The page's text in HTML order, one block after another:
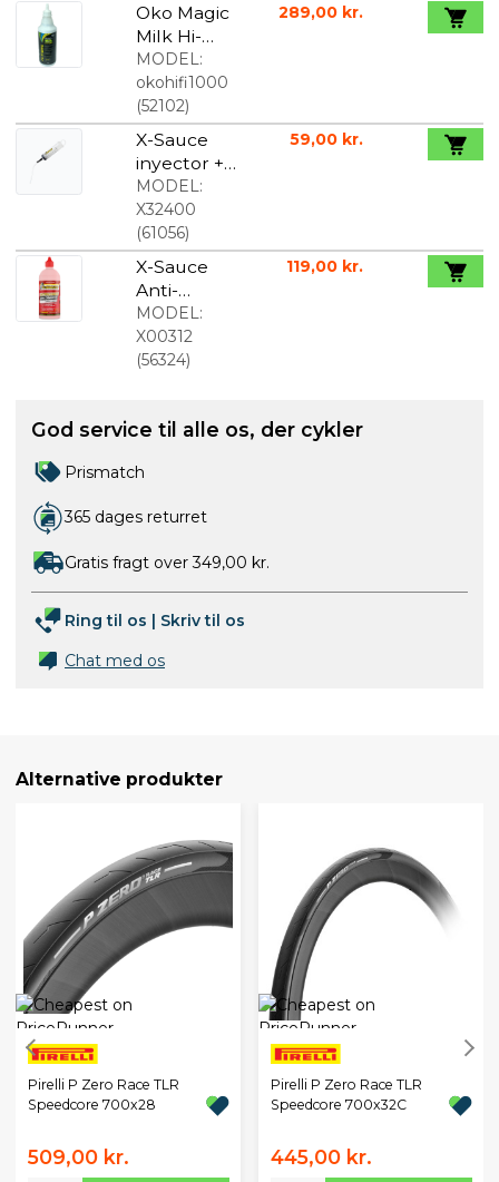
Oko Magic
Milk Hi-
Fibre
tætning til
tubeless
1000 ml
MODEL:
okohifi1000
(52102)
289,00 kr.
X-Sauce
inyector +
X-tube
MODEL:
X32400
(61056)
59,00 kr.
X-Sauce
Anti-
Puncture
Væske Til
Slanger,
500ml
MODEL:
X00312
(56324)
119,00 kr.
God service til alle os, der cykler
Prismatch
365 dages returret
Gratis fragt over 349,00 kr.
Ring til os | Skriv til os
Chat med os
Alternative produkter
Pirelli P Zero Race TLR
Speedcore 700x28
509,00 kr.
Pirelli P Zero Race TLR
Speedcore 700x32C
445,00 kr.